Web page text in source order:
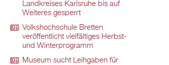
Landkreises Karlsruhe bis auf
Weiteres gesperrt
Volkshochschule Bretten
veröffentlicht vielfältiges Herbst-
und Winterprogramm
Museum sucht Leihgaben für